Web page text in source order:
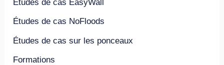
Études de cas EasyWall
Études de cas NoFloods
Études de cas sur les ponceaux
Formations